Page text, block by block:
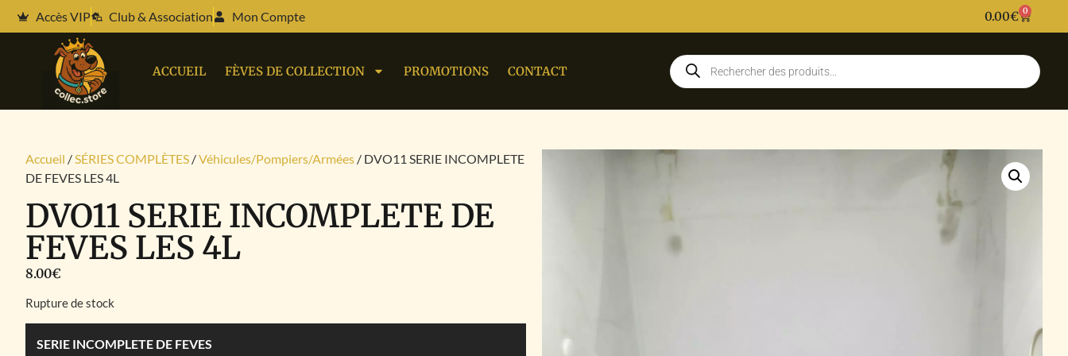
Accès VIP Club & Association Mon Compte 0.00€ 0
ACCUEIL FÈVES DE COLLECTION PROMOTIONS CONTACT
Accueil /SÉRIES COMPLÈTES /Véhicules/Pompiers/Armées / DVO11 SERIE INCOMPLETE
DE FEVES LES 4L
DVO11 SERIE INCOMPLETE DE
FEVES LES 4L
8.00€
Rupture de stock
SERIE INCOMPLETE DE FEVES